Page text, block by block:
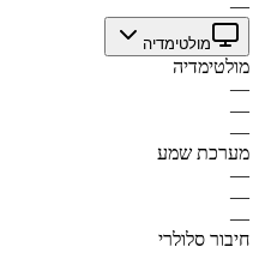
—
מולטימדיה
מולטימדיה
—
—
—
מערכת שמע
—
—
—
חיבור סלולרי